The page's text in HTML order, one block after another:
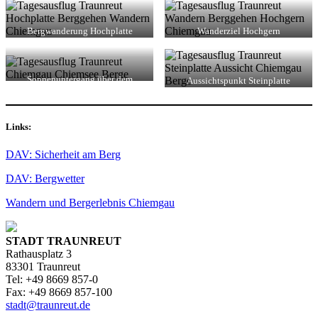
Bergwanderung Hochplatte Wanderziel Hochgern
Sonnenuntergang über dem
Aussichtspunkt Steinplatte
Links:
DAV: Sicherheit am Berg
DAV: Bergwetter
Wandern und Bergerlebnis Chiemgau
STADT TRAUNREUT
Rathausplatz 3
83301 Traunreut
Tel: +49 8669 857-0
Fax: +49 8669 857-100
stadt@traunreut.de